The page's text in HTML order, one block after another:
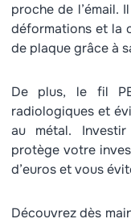
proche de l’émail.
déformations et la
de plaque grâce à
De plus, le fil
radiologiques et
au métal.
protège votre
d’euros et vous
Découvrez dès